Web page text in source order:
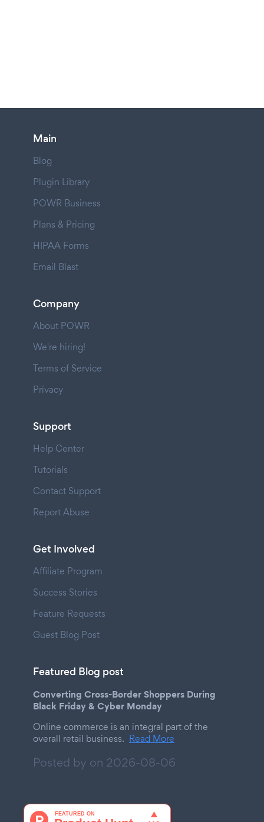
Main
Blog
Plugin Library
POWR Business
Plans & Pricing
HIPAA Forms
Email Blast
Company
About POWR
We're hiring!
Terms of Service
Privacy
Support
Help Center
Tutorials
Contact Support
Report Abuse
Get Involved
Affiliate Program
Success Stories
Feature Requests
Guest Blog Post
Featured Blog post
Converting Cross-Border Shoppers During
Black Friday & Cyber Monday
Online commerce is an integral part of the
overall retail business. Read More
Posted by on 2026-08-06